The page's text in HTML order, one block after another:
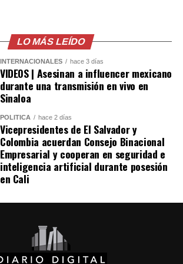
para Pemex al cierre del segundo
representa un incremento del 20 %
el mismo período de 2025.
recordaron que una toma
ducto de Pemex provocó una
en el estado de Hidalgo, dejando un
fallecidas.
LO MÁS LEÍDO
INTERNACIONALES hace 3 días
VIDEOS | Asesinan a influencer mexicano
durante una transmisión en vivo en
Sinaloa
POLÍTICA hace 2 días
Vicepresidentes de El Salvador y
Colombia acuerdan Consejo Binacional
Empresarial y cooperan en seguridad e
inteligencia artificial durante posesión
en Cali